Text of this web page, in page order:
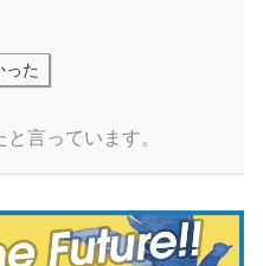
った
言っています。